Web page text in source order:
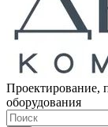
Проектирование,
оборудования